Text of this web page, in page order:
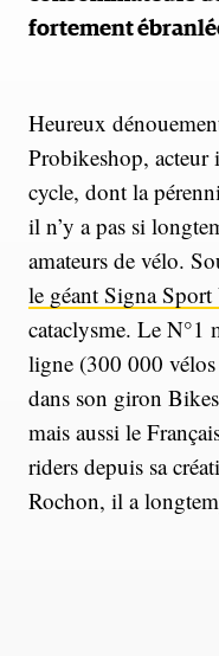
fortement
Heureux
Probikeshop, acteur
cycle, dont la
il n’y a pas si
amateurs de vélo.
le géant Signa Sport
cataclysme. Le N°1
ligne (300 000
dans son giron
mais aussi le
riders depuis sa
Rochon, il a